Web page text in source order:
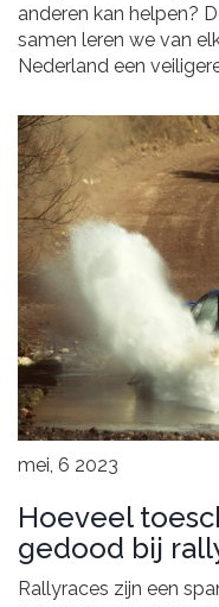
anderen kan helpen?
samen leren we van
Nederland een
mei, 6 2023
Hoeveel
gedood bij
Rallyraces zijn een